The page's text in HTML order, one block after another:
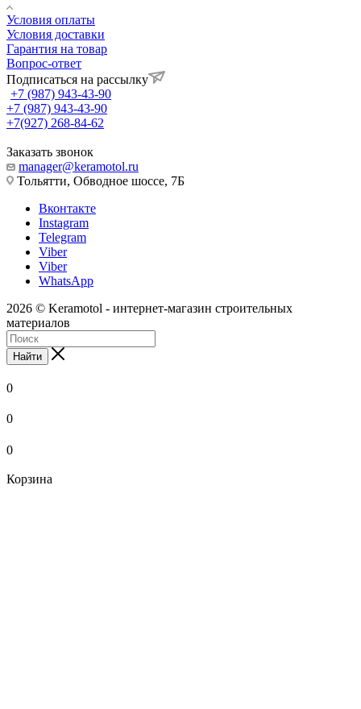
Условия оплаты
Условия доставки
Гарантия на товар
Вопрос-ответ
Подписаться на рассылку
+7 (987) 943-43-90
+7 (987) 943-43-90
+7(927) 268-84-62
Заказать звонок
manager@keramotol.ru
Тольятти, Обводное шоссе, 7Б
Вконтакте
Instagram
Telegram
Viber
Viber
WhatsApp
2026 © Keramotol - интернет-магазин строительных
материалов
Найти
0
0
0
Корзина